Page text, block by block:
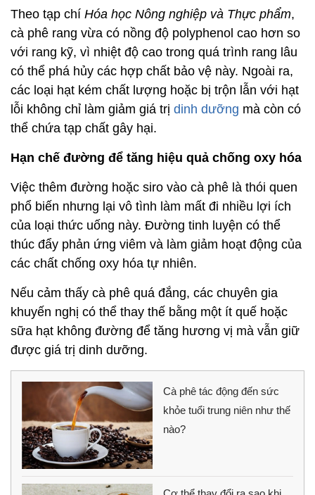
Theo tạp chí Hóa học Nông nghiệp và Thực phẩm,
cà phê rang vừa có nồng độ polyphenol cao hơn so
với rang kỹ, vì nhiệt độ cao trong quá trình rang lâu
có thể phá hủy các hợp chất bảo vệ này. Ngoài ra,
các loại hạt kém chất lượng hoặc bị trộn lẫn với hạt
lỗi không chỉ làm giảm giá trị dinh dưỡng mà còn có
thể chứa tạp chất gây hại.
Hạn chế đường để tăng hiệu quả chống oxy hóa
Việc thêm đường hoặc siro vào cà phê là thói quen
phổ biến nhưng lại vô tình làm mất đi nhiều lợi ích
của loại thức uống này. Đường tinh luyện có thể
thúc đẩy phản ứng viêm và làm giảm hoạt động của
các chất chống oxy hóa tự nhiên.
Nếu cảm thấy cà phê quá đắng, các chuyên gia
khuyến nghị có thể thay thế bằng một ít quế hoặc
sữa hạt không đường để tăng hương vị mà vẫn giữ
được giá trị dinh dưỡng.
Cà phê tác động đến sức
khỏe tuổi trung niên như thế
nào?